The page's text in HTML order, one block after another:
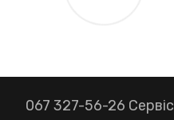
067 327-56-26 Сервіс